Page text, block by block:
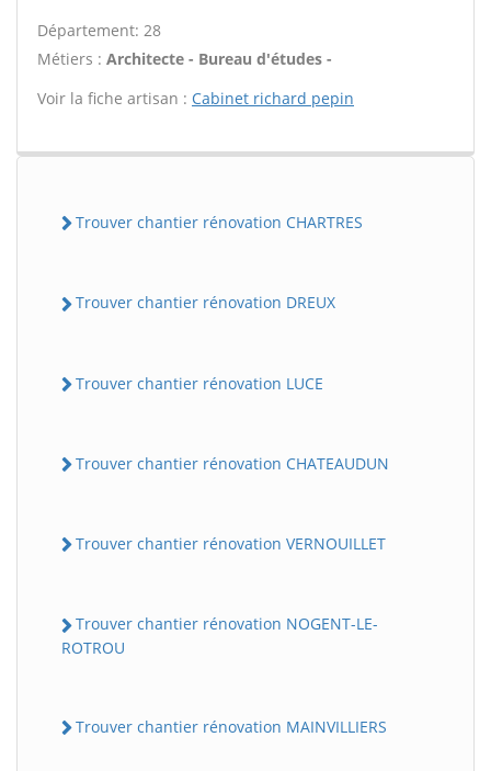
Département: 28
Métiers : Architecte - Bureau d'études -
Voir la fiche artisan : Cabinet richard pepin
Trouver chantier rénovation CHARTRES
Trouver chantier rénovation DREUX
Trouver chantier rénovation LUCE
Trouver chantier rénovation CHATEAUDUN
Trouver chantier rénovation VERNOUILLET
Trouver chantier rénovation NOGENT-LE-
ROTROU
Trouver chantier rénovation MAINVILLIERS